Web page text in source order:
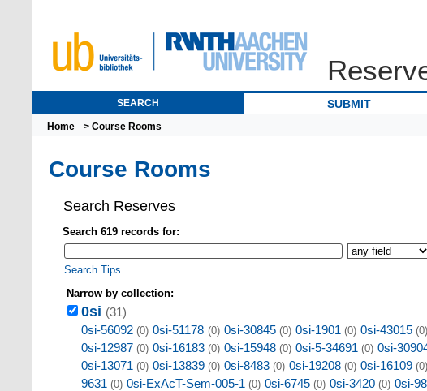
SEARCH SUBMIT
Home > Course Rooms
Course Rooms
Search Reserves
Search 619 records for:
Search Tips
Narrow by collection:
0si (31)
0si-56092 (0) 0si-51178 (0) 0si-30845 (0) 0si-1901 (0) 0si-43015 (0)
0si-12987 (0) 0si-16183 (0) 0si-15948 (0) 0si-5-34691 (0) 0si-
0si-13071 (0) 0si-13839 (0) 0si-8483 (0) 0si-19208 (0) 0si-16109 (0)
9631 (0) 0si-ExAcT-Sem-005-1 (0) 0si-6745 (0) 0si-3420 (0) 0si-